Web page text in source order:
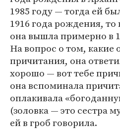
1985 году — тогда ей
1916 года рождения,
она вышла примерно в
На вопрос о том, какие
причитания, она
хорошо — вот тебе
она вспоминала
оплакивала
(золовка — это сестра
ей в гроб говорила.